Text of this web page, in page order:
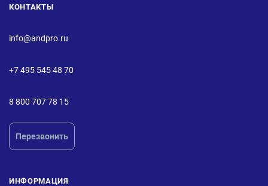
КОНТАКТЫ
info@andpro.ru
+7 495 545 48 70
8 800 707 78 15
Перезвонить
ИНФОРМАЦИЯ